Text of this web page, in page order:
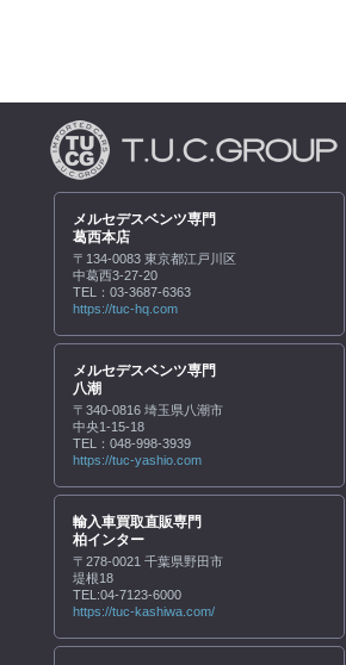
メルセデスベンツ専門
葛西本店
〒134-0083 東京都江戸川区
中葛西3-27-20
TEL：03-3687-6363
https://tuc-hq.com
メルセデスベンツ専門
八潮
〒340-0816 埼玉県八潮市
中央1-15-18
TEL：048-998-3939
https://tuc-yashio.com
輸入車買取直販専門
柏インター
〒278-0021 千葉県野田市
堤根18
TEL:04-7123-6000
https://tuc-kashiwa.com/